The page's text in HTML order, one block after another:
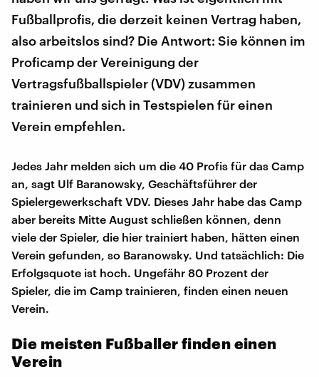
Fußballprofis, die derzeit keinen Vertrag haben,
also arbeitslos sind? Die Antwort: Sie können im
Proficamp der Vereinigung der
Vertragsfußballspieler (VDV) zusammen
trainieren und sich in Testspielen für einen
Verein empfehlen.
Jedes Jahr melden sich um die 40 Profis für das Camp
an, sagt Ulf Baranowsky, Geschäftsführer der
Spielergewerkschaft VDV. Dieses Jahr habe das Camp
aber bereits Mitte August schließen können, denn
viele der Spieler, die hier trainiert haben, hätten einen
Verein gefunden, so Baranowsky. Und tatsächlich: Die
Erfolgsquote ist hoch. Ungefähr 80 Prozent der
Spieler, die im Camp trainieren, finden einen neuen
Verein.
Die meisten Fußballer finden einen
Verein